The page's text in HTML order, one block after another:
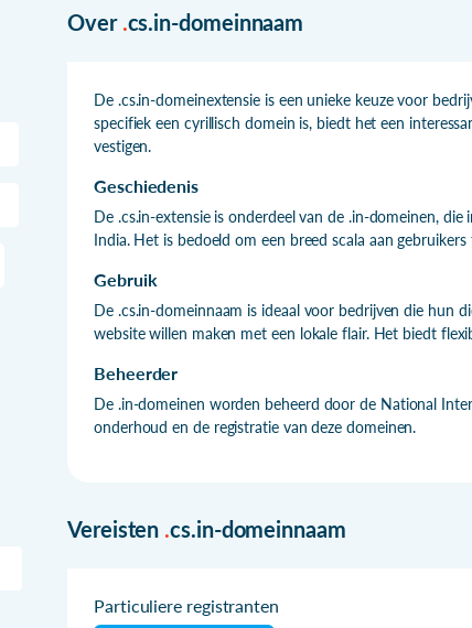
Over .cs.in-domeinnaam
De .cs.in-domeinextensie is een unieke keuze voor
specifiek een cyrillisch domein is, biedt het een
vestigen.
Geschiedenis
De .cs.in-extensie is onderdeel van de .in-domeinen,
India. Het is bedoeld om een breed scala aan
Gebruik
De .cs.in-domeinnaam is ideaal voor bedrijven die hun
website willen maken met een lokale flair. Het biedt
Beheerder
De .in-domeinen worden beheerd door de National
onderhoud en de registratie van deze domeinen.
Vereisten .cs.in-domeinnaam
Particuliere registranten